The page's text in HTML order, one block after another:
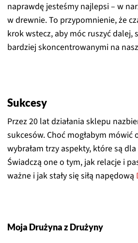
naprawdę jesteśmy najlepsi – w
w drewnie. To przypomnienie, że
krok wstecz, aby móc ruszyć dalej,
bardziej skoncentrowanymi na
Sukcesy
Przez 20 lat działania sklepu
sukcesów. Choć mogłabym mówić
wybrałam trzy aspekty, które są
Świadczą one o tym, jak relacje i
ważne i jak stały się siłą napędową
Moja Drużyna z Drużyny